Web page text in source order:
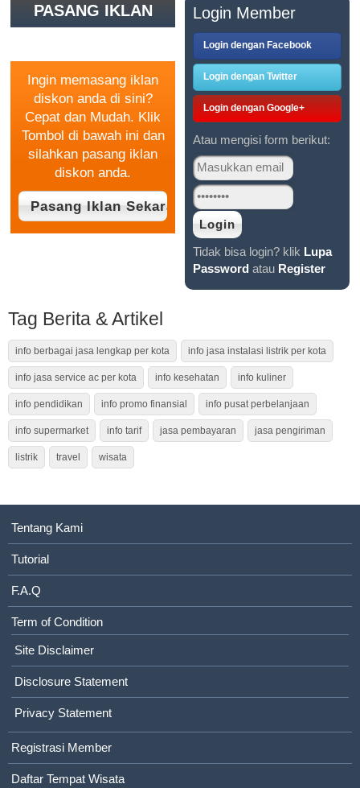
PASANG IKLAN
Ingin memasang iklan
diskon anda di sini?
Cepat dan Mudah. Klik
Tombol di bawah ini dan
silahkan pasang iklan
diskon anda.
Login Member
Login dengan Facebook
Login dengan Twitter
Login dengan Google+
Atau mengisi form berikut:
Tidak bisa login? klik Lupa
Password atau Register
Tag Berita & Artikel
info berbagai jasa lengkap per kota info jasa instalasi listrik per kota
info jasa service ac per kota info kesehatan info kuliner
info pendidikan info promo finansial info pusat perbelanjaan
info supermarket info tarif jasa pembayaran jasa pengiriman
listrik travel wisata
Tentang Kami
Tutorial
F.A.Q
Term of Condition
Site Disclaimer
Disclosure Statement
Privacy Statement
Registrasi Member
Daftar Tempat Wisata